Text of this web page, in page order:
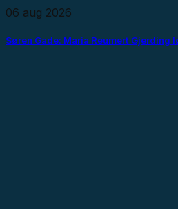
06 aug 2026
Søren Gade: Maria Reumert Gjerding